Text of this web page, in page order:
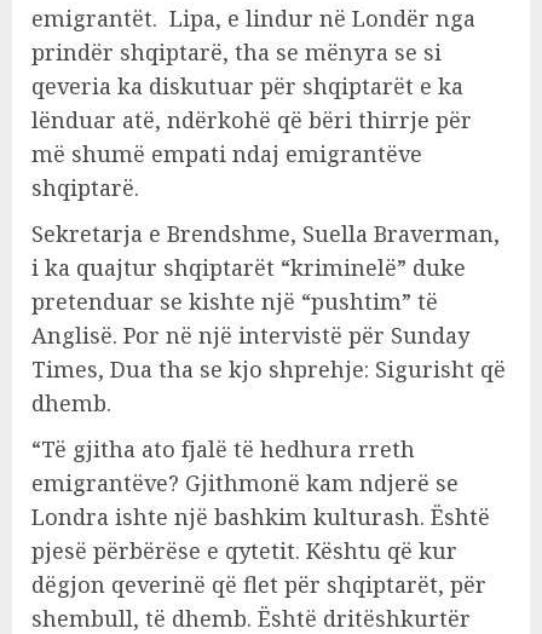
emigrantët. Lipa, e lindur në Londër nga
prindër shqiptarë, tha se mënyra se si
qeveria ka diskutuar për shqiptarët e ka
lënduar atë, ndërkohë që bëri thirrje për
më shumë empati ndaj emigrantëve
shqiptarë.
Sekretarja e Brendshme, Suella Braverman,
i ka quajtur shqiptarët “kriminelë” duke
pretenduar se kishte një “pushtim” të
Anglisë. Por në një intervistë për Sunday
Times, Dua tha se kjo shprehje: Sigurisht që
dhemb.
“Të gjitha ato fjalë të hedhura rreth
emigrantëve? Gjithmonë kam ndjerë se
Londra ishte një bashkim kulturash. Është
pjesë përbërëse e qytetit. Kështu që kur
dëgjon qeverinë që flet për shqiptarët, për
shembull, të dhemb. Është dritëshkurtër